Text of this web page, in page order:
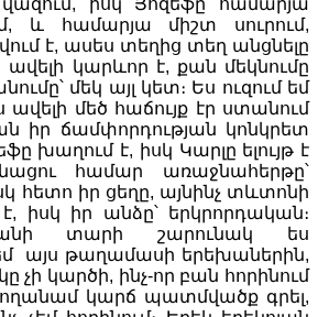
և համարյա միշտ սուրում,
է, ասես տեղից տեղ անցնելը
կարևոր է, քան մեկնումը
մեկ այլ կետ։ Ես ուզում եմ
մեծ հաճույք էր ստանում
իր ճամփորդության կոնկրետ
խաղում է, իսկ Կարլը ելույթ է
համար առաջնահերթը՝
հետո իր ցեղը, այնինչ տևտոնի
իսկ իր անձը՝ երկրորդական։
տարի շարունակ ես
եմ այս թաղամասի երեխաներին,
չի կարծի, ինչ-որ բան հորինում
կարճ պատմվածք գրել,